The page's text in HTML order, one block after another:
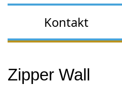
Kontakt
Zipper Wall